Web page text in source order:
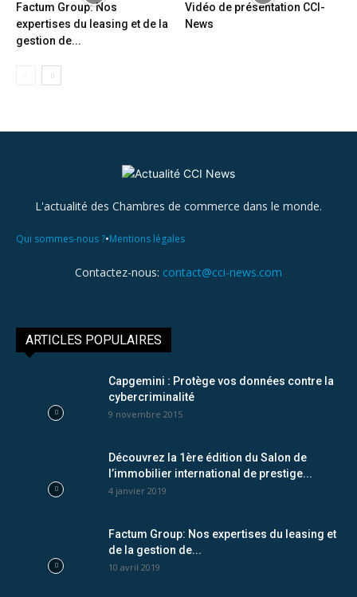
Factum Group: Nos
expertises du leasing et de la
gestion de...
Vidéo de présentation CCI-
News
L'actualité des Chambres de commerce dans le monde.
Qui sommes-nous ?•Mentions légales
Contactez-nous: contact@cci-news.com
ARTICLES POPULAIRES
Capgemini : Protège vos données contre la
cybercriminalité
9 novembre 2015
Découvrez la 1ère édition du Salon de
l’immobilier international de prestige...
4 janvier 2019
Factum Group: Nos expertises du leasing et
de la gestion de...
10 avril 2019